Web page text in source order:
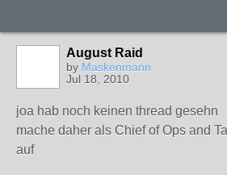
August Raid
by Maskenmann
Jul 18, 2010
joa hab noch keinen thread gesehn
mache daher als Chief of Ops and
auf